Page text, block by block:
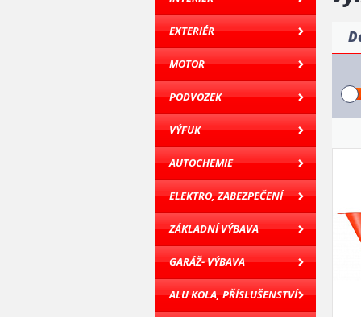
EXTERIÉR
MOTOR
PODVOZEK
VÝFUK
AUTOCHEMIE
ELEKTRO, ZABEZPEČENÍ
ZÁKLADNÍ VÝBAVA
GARÁŽ- VÝBAVA
ALU KOLA, PŘÍSLUŠENSTVÍ